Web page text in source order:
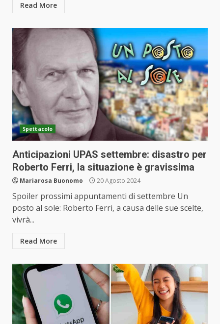
Read More
Spettacolo
Anticipazioni UPAS settembre: disastro per
Roberto Ferri, la situazione è gravissima
Mariarosa Buonomo 20 Agosto 2024
Spoiler prossimi appuntamenti di settembre Un
posto al sole: Roberto Ferri, a causa delle sue scelte,
vivrà...
Read More